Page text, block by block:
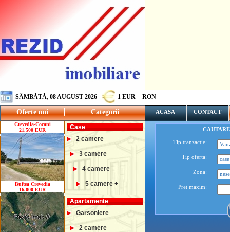
SÂMBĂTĂ, 08 AUGUST 2026 1 EUR = RON
Oferte noi Categorii ACASA CONTACT
Crevedia-Cocani
21.500 EUR
Buftea Crevedia
16.000 EUR
Case
2 camere
3 camere
4 camere
5 camere +
Apartamente
Garsoniere
2 camere
Tip tranzactie:
Tip oferta:
Zona:
Pret maxim: